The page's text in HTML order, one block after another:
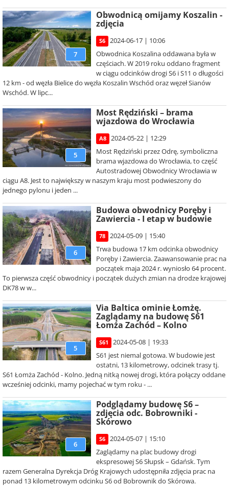
7
Obwodnicą omijamy Koszalin -
zdjęcia
S6
2024-06-17 | 10:06
Obwodnica Koszalina oddawana była w
częściach. W 2019 roku oddano fragment
w ciągu odcinków drogi S6 i S11 o długości
12 km - od węzła Bielice do węzła Koszalin Wschód oraz węzeł Sianów
Wschód. W lipc...
5
Most Rędziński – brama
wjazdowa do Wrocławia
A8
2024-05-22 | 12:29
Most Rędziński przez Odrę, symboliczna
brama wjazdowa do Wrocławia, to część
Autostradowej Obwodnicy Wrocławia w
ciągu A8. Jest to największy w naszym kraju most podwieszony do
jednego pylonu i jeden ...
6
Budowa obwodnicy Poręby i
Zawiercia - I etap w budowie
78
2024-05-09 | 15:40
Trwa budowa 17 km odcinka obwodnicy
Poręby i Zawiercia. Zaawansowanie prac na
początek maja 2024 r. wyniosło 64 procent.
To pierwsza część obwodnicy i początek dużych zmian na drodze krajowej
DK78 w w...
5
Via Baltica ominie Łomżę.
Zaglądamy na budowę S61
Łomża Zachód – Kolno
S61
2024-05-08 | 19:33
S61 jest niemal gotowa. W budowie jest
ostatni, 13 kilometrowy, odcinek trasy tj.
S61 Łomża Zachód - Kolno. Jedną nitką nowej drogi, która połączy oddane
wcześniej odcinki, mamy pojechać w tym roku - ...
6
Podglądamy budowę S6 –
zdjęcia odc. Bobrowniki -
Skórowo
S6
2024-05-07 | 15:10
Zaglądamy na plac budowy drogi
ekspresowej S6 Słupsk – Gdańsk. Tym
razem Generalna Dyrekcja Dróg Krajowych udostępniła zdjęcia prac na
ponad 13 kilometrowym odcinku S6 od Bobrownik do Skórowa.